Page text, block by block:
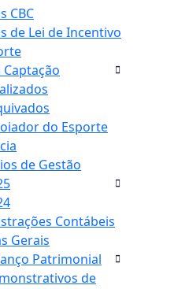
CBC
de Lei de Incentivo
Captação
do Esporte
de Gestão
Contábeis
Gerais
Patrimonial
de